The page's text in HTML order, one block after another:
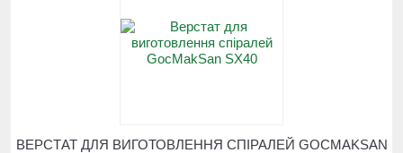
ВЕРСТАТ ДЛЯ ВИГОТОВЛЕННЯ СПІРАЛЕЙ GOCMAKSAN